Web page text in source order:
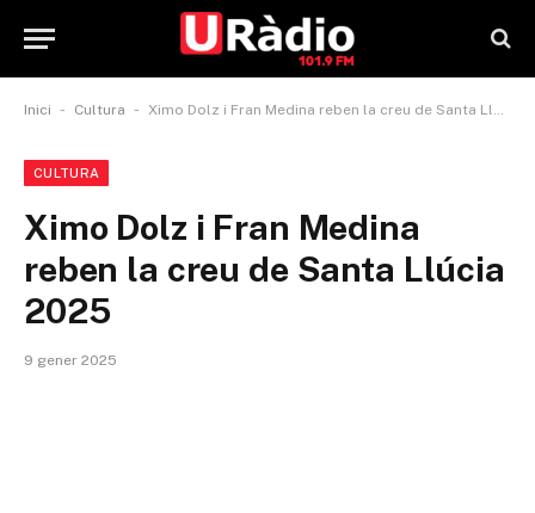
Inici - Cultura - Ximo Dolz i Fran Medina reben la creu de Santa Llúcia 2025
CULTURA
Ximo Dolz i Fran Medina
reben la creu de Santa Llúcia
2025
9 gener 2025